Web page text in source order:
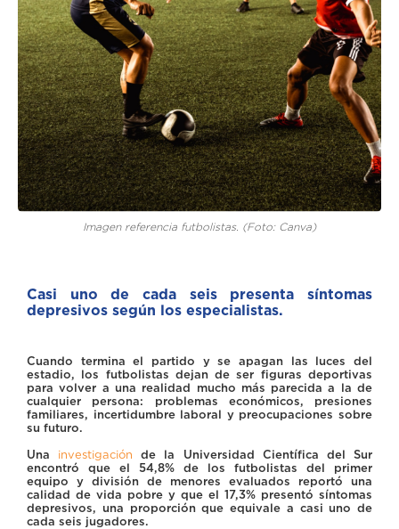
Imagen referencia futbolistas. (Foto: Canva)
Casi uno de cada seis presenta síntomas
depresivos según los especialistas.
Cuando termina el partido y se apagan las luces del
estadio, los futbolistas dejan de ser figuras deportivas
para volver a una realidad mucho más parecida a la de
cualquier persona: problemas económicos, presiones
familiares, incertidumbre laboral y preocupaciones sobre
su futuro.
Una investigación de la Universidad Científica del Sur
encontró que el 54,8% de los futbolistas del primer
equipo y división de menores evaluados reportó una
calidad de vida pobre y que el 17,3% presentó síntomas
depresivos, una proporción que equivale a casi uno de
cada seis jugadores.